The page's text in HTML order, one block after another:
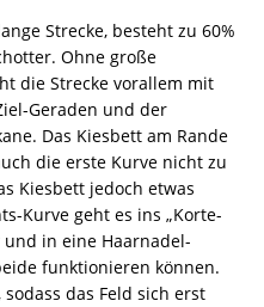
Strecke, besteht zu 60%
Ohne große
die Strecke vorallem mit
Geraden und der
Das Kiesbett am Rande
die erste Kurve nicht zu
Kiesbett jedoch etwas
Kurve geht es ins „Korte-
und in eine Haarnadel-
funktionieren können.
das Feld sich erst